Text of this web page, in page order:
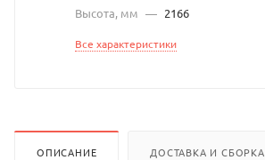
Высота, мм — 2166
Все характеристики
ОПИСАНИЕ ДОСТАВКА И СБОРКА